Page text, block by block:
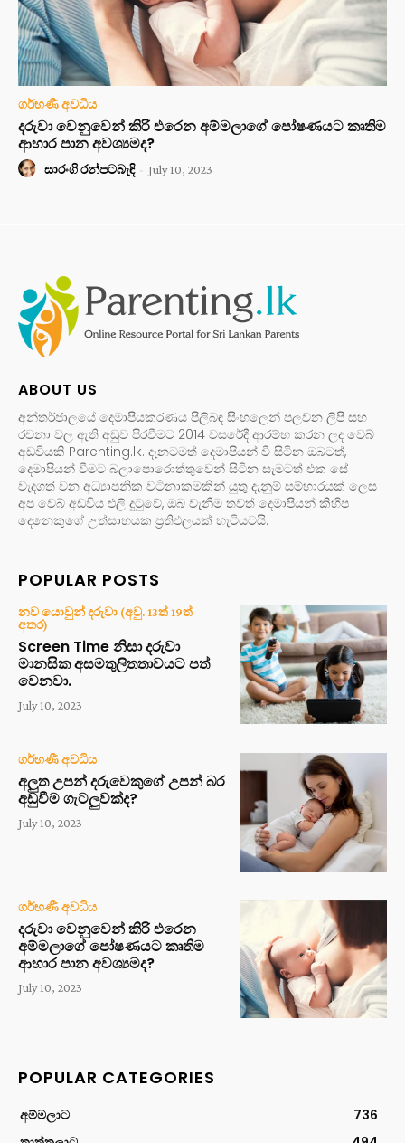
ගර්භණී අවධිය
දරුවා වෙනුවෙන් කිරි එරෙන අම්මලාගේ පෝෂණයට කෘතිම
ආහාර පාන අවශ්‍යමද?
සාරංගි රන්පටබැඳි - July 10, 2023
ABOUT US
අන්තර්ජාලයේ දෙමාපියකරණය පිලිබඳ සිංහලෙන් පලවන ලිපි සහ
රචනා වල ඇති අඩුව පිරවීමට 2014 වසරේදී ආරම්භ කරන ලද වෙබ්
අඩවියකි Parenting.lk. දැනටමත් දෙමාපියන් වී සිටින ඔබටත්,
දෙමාපියන් වීමට බලාපොරොත්තුවෙන් සිටින සැමටත් එක සේ
වැදගත් වන අධ්‍යාපනික වටිනාකමකින් යුතු දැනුම් සම්භාරයක් ලෙස
අප වෙබ් අඩවිය එලි දුටුවේ, ඔබ වැනිම තවත් දෙමාපියන් කිහිප
දෙනෙකුගේ උත්සාහයක ප්‍රතිඵලයක් හැටියටයි.
POPULAR POSTS
නව යොවුන් දරුවා (අවු. 13ත් 19ත්
අතර)
Screen Time නිසා දරුවා
මානසික අසමතුලිතතාවයට පත්
වෙනවා.
July 10, 2023
ගර්භණී අවධිය
අලුත උපන් දරුවෙකුගේ උපන් බර
අඩුවීම ගැටලුවක්ද?
July 10, 2023
ගර්භණී අවධිය
දරුවා වෙනුවෙන් කිරි එරෙන
අම්මලාගේ පෝෂණයට කෘතිම
ආහාර පාන අවශ්‍යමද?
July 10, 2023
POPULAR CATEGORIES
අම්මලාට
736